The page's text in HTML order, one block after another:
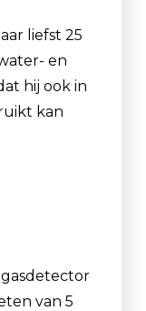
liefst 25
en
hij ook in
kan
van 5